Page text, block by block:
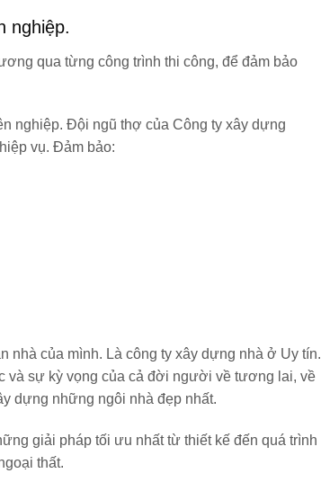
nghiệp.
qua từng công trình thi công, để đảm bảo
nghiệp. Đội ngũ thợ của Công ty xây dựng
vụ. Đảm bảo:
của mình. Là công ty xây dựng nhà ở Uy tín.
và sự kỳ vọng của cả đời người về tương lai, về
dựng những ngôi nhà đẹp nhất.
giải pháp tối ưu nhất từ thiết kế đến quá trình
thất.